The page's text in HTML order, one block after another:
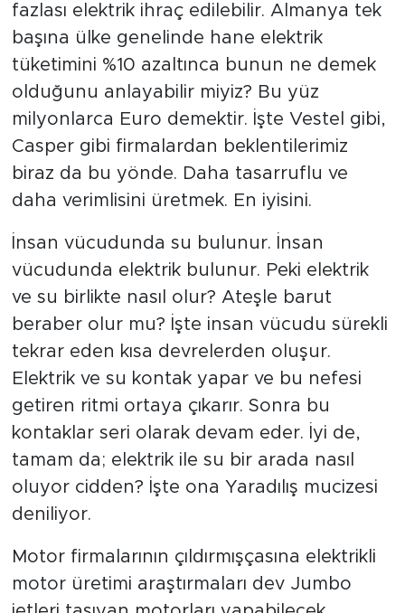
fazlası elektrik ihraç edilebilir. Almanya tek
başına ülke genelinde hane elektrik
tüketimini %10 azaltınca bunun ne demek
olduğunu anlayabilir miyiz? Bu yüz
milyonlarca Euro demektir. İşte Vestel gibi,
Casper gibi firmalardan beklentilerimiz
biraz da bu yönde. Daha tasarruflu ve
daha verimlisini üretmek. En iyisini.
İnsan vücudunda su bulunur. İnsan
vücudunda elektrik bulunur. Peki elektrik
ve su birlikte nasıl olur? Ateşle barut
beraber olur mu? İşte insan vücudu sürekli
tekrar eden kısa devrelerden oluşur.
Elektrik ve su kontak yapar ve bu nefesi
getiren ritmi ortaya çıkarır. Sonra bu
kontaklar seri olarak devam eder. İyi de,
tamam da; elektrik ile su bir arada nasıl
oluyor cidden? İşte ona Yaradılış mucizesi
deniliyor.
Motor firmalarının çıldırmışçasına elektrikli
motor üretimi araştırmaları dev Jumbo